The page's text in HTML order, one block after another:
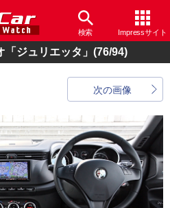
検索 Impressサイト
ジュリエッタ」 (76/94)
次の画像